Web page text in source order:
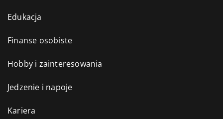
Edukacja
Finanse osobiste
Hobby i zainteresowania
Jedzenie i napoje
Kariera